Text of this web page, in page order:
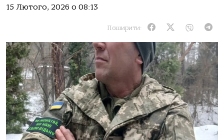
15 Лютого, 2026 о 08:13
Поширити: